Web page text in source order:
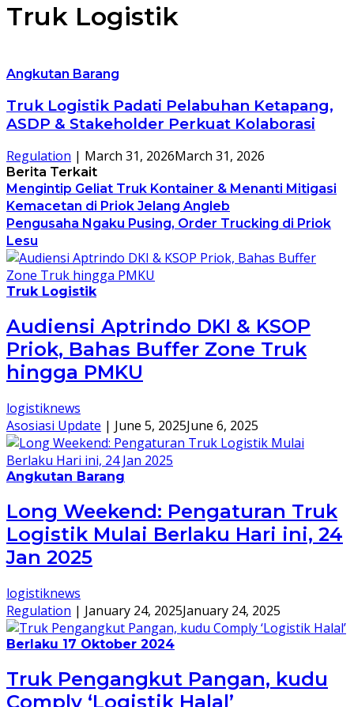
Truk Logistik
Angkutan Barang
Truk Logistik Padati Pelabuhan Ketapang,
ASDP & Stakeholder Perkuat Kolaborasi
Regulation | March 31, 2026March 31, 2026
Berita Terkait
Mengintip Geliat Truk Kontainer & Menanti Mitigasi
Kemacetan di Priok Jelang Angleb
Pengusaha Ngaku Pusing, Order Trucking di Priok
Lesu
Truk Logistik
Audiensi Aptrindo DKI & KSOP
Priok, Bahas Buffer Zone Truk
hingga PMKU
logistiknews
Asosiasi Update | June 5, 2025June 6, 2025
Angkutan Barang
Long Weekend: Pengaturan Truk
Logistik Mulai Berlaku Hari ini, 24
Jan 2025
logistiknews
Regulation | January 24, 2025January 24, 2025
Berlaku 17 Oktober 2024
Truk Pengangkut Pangan, kudu
Comply ‘Logistik Halal’